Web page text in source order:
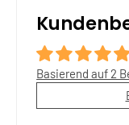
Basierend auf 2